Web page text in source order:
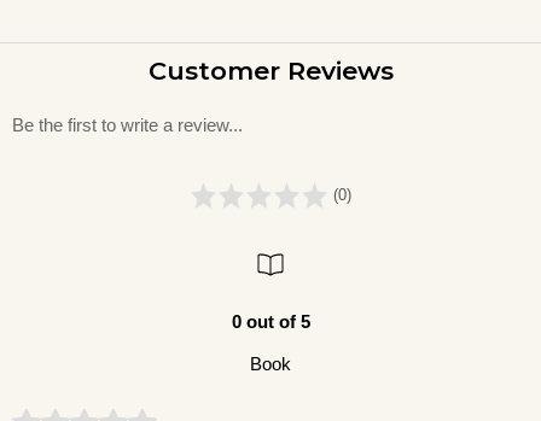
Customer Reviews
Be the first to write a review...
(0)
0 out of 5
Book